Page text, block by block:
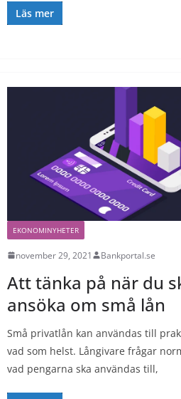
Läs mer
EKONOMINYHETER
november 29, 2021 Bankportal.se
Att tänka på när du
ansöka om små lån
Små privatlån kan användas till
vad som helst. Långivare frågar
vad pengarna ska användas till,